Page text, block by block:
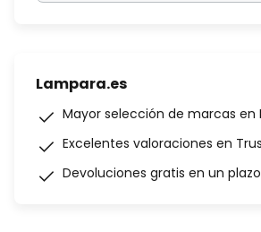
Lampara.es
Mayor selección de marcas en
Excelentes valoraciones en
Devoluciones gratis en un